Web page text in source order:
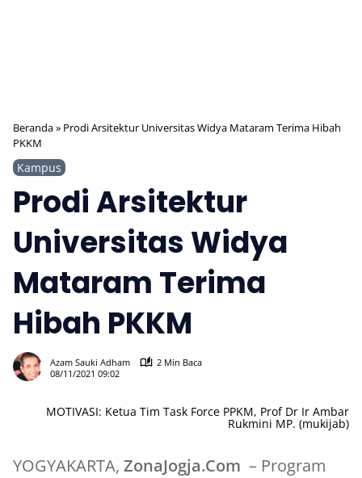
Beranda» Prodi Arsitektur Universitas Widya Mataram Terima Hibah
PKKM
Kampus
Prodi Arsitektur
Universitas Widya
Mataram Terima
Hibah PKKM
Azam Sauki Adham
2 Min Baca
08/11/2021 09:02
MOTIVASI: Ketua Tim Task Force PPKM, Prof Dr Ir Ambar
Rukmini MP. (mukijab)
YOGYAKARTA, ZonaJogja.Com – Program